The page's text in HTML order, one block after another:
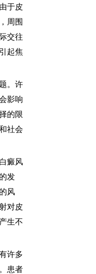
于皮
周围
交往
起焦
。许
影响
的限
社会
癜风
发
风
对皮
生不
许多
患者